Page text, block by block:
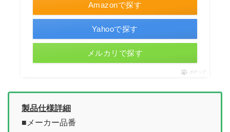
Amazonで探す
Yahooで探す
メルカリで探す
ポチップ
製品仕様詳細
■メーカー品番